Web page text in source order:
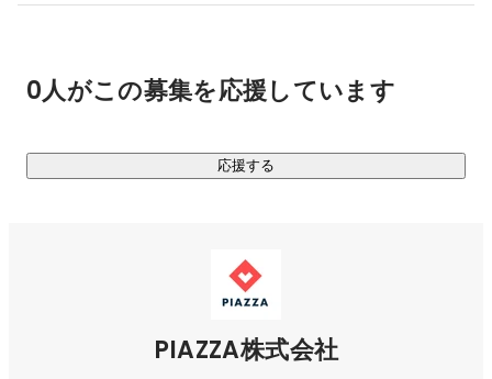
●PIAZZAの事業
販促支援）
■ エリアマネジメント（不動産・鉄道事業者向けに街の活
■ パートナー共創（三井不動産との協業事業。街のスーパ
C向けには、ローカルコミュニティを構築し、B向けには、足
元商圏へのダイレクトアクセスの2軸を提供しています。
0人がこの募集を応援しています
応援する
PIAZZA株式会社